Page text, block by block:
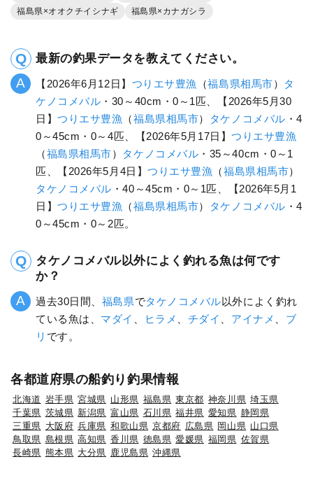
福島県×オオクチイシナギ
福島県×カナガシラ
最新の釣果データを教えてください。
【2026年6月12日】 つりエサ豊漁 （福島県相馬市） タ
ケノコメバル ・30～40cm・0～1匹、【2026年5月30
日】つりエサ豊漁 （福島県相馬市） タケノコメバル ・4
0～45cm・0～4匹、【2026年5月17日】つりエサ豊漁
（福島県相馬市） タケノコメバル ・35～40cm・0～1
匹、【2026年5月4日】つりエサ豊漁 （福島県相馬市）
タケノコメバル ・40～45cm・0～1匹、【2026年5月1
日】つりエサ豊漁 （福島県相馬市） タケノコメバル ・4
0～45cm・0～2匹。
タケノコメバル以外によく釣れる魚は何です
か？
過去30日間、 福島県でタケノコメバル以外によく釣れ
ている魚は、 マダイ ヒラメ チダイ アイナメ
ブ
リ です。
各都道府県の船釣り釣果情報
北海道 岩手県 宮城県 山形県 福島県 東京都 神奈川県 埼玉県
千葉県 茨城県 新潟県 富山県 石川県 福井県 愛知県 静岡県
三重県 大阪府 兵庫県 和歌山県 京都府 広島県 岡山県 山口県
鳥取県 島根県 高知県 香川県 徳島県 愛媛県 福岡県 佐賀県
長崎県 熊本県 大分県 鹿児島県 沖縄県